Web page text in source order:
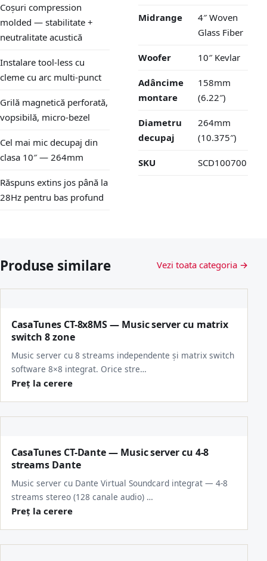
Coșuri compression
molded — stabilitate +
neutralitate acustică
Instalare tool-less cu
cleme cu arc multi-punct
Grilă magnetică perforată,
vopsibilă, micro-bezel
Cel mai mic decupaj din
clasa 10″ — 264mm
Răspuns extins jos până la
28Hz pentru bas profund
Midrange
4″ Woven
Glass Fiber
Woofer 10″ Kevlar
Adâncime
montare
158mm
(6.22″)
Diametru
decupaj
264mm
(10.375″)
SKU SCD100700
Produse similare Vezi toata categoria →
CasaTunes CT-8x8MS — Music server cu matrix
switch 8 zone
Music server cu 8 streams independente și matrix switch
software 8×8 integrat. Orice stre…
Preț la cerere
CasaTunes CT-Dante — Music server cu 4-8
streams Dante
Music server cu Dante Virtual Soundcard integrat — 4-8
streams stereo (128 canale audio) …
Preț la cerere